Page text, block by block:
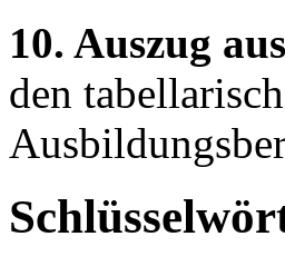
10. Auszug
den